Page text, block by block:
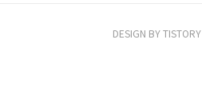
DESIGN BYTISTORY